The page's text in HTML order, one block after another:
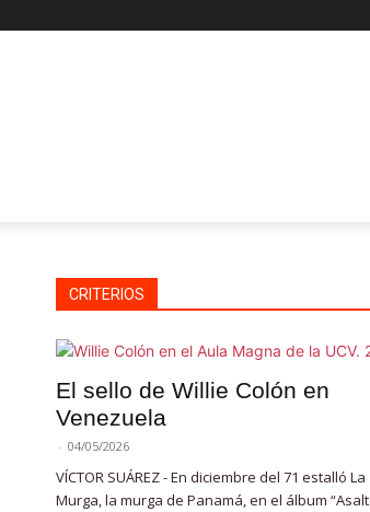
CRITERIOS
El sello de Willie Colón en
Venezuela
- 04/05/2026
VÍCTOR SUÁREZ - En diciembre del 71 estalló La
Murga, la murga de Panamá, en el álbum